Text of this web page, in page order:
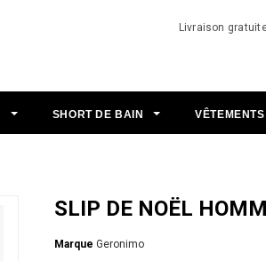
Livraison
SHORT DE BAIN
SLIP DE NOËL
Мarque Geronimo